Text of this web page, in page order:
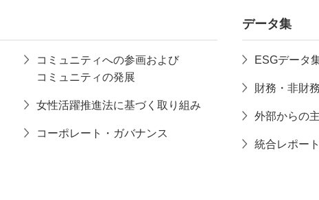
コミュニティへの参画および
コミュニティの発展
女性活躍推進法に基づく取り組み
コーポレート・ガバナンス
データ集
ESGデータ
財務・非財
外部からの
統合レポー